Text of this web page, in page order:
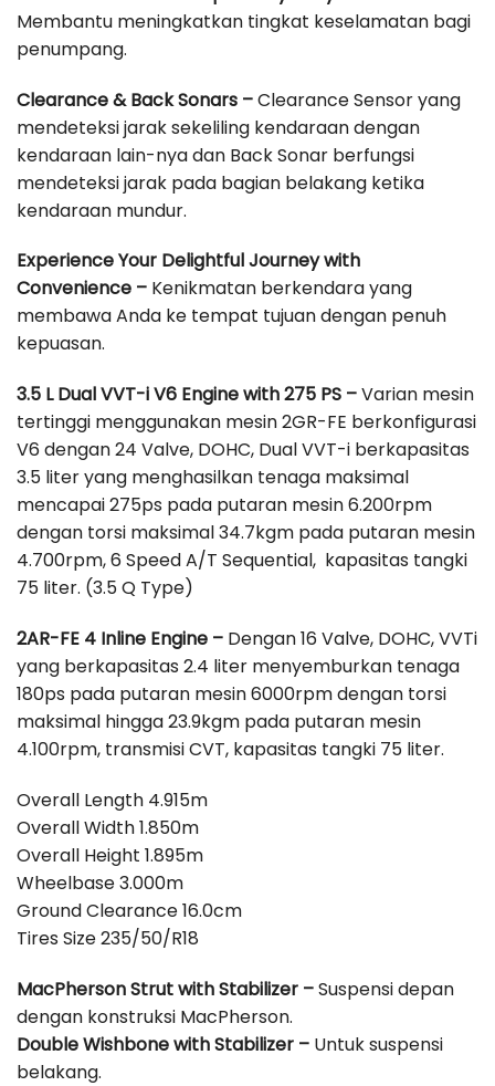
Membantu meningkatkan tingkat keselamatan bagi
penumpang.
Clearance & Back Sonars –Clearance Sensor yang
mendeteksi jarak sekeliling kendaraan dengan
kendaraan lain-nya dan Back Sonar berfungsi
mendeteksi jarak pada bagian belakang ketika
kendaraan mundur.
Experience Your Delightful Journey with
Convenience – Kenikmatan berkendara yang
membawa Anda ke tempat tujuan dengan penuh
kepuasan.
3.5 L Dual VVT-i V6 Engine with 275 PS –Varian mesin
tertinggi menggunakan mesin 2GR-FE berkonfigurasi
V6 dengan 24 Valve, DOHC, Dual VVT-i berkapasitas
3.5 liter yang menghasilkan tenaga maksimal
mencapai 275ps pada putaran mesin 6.200rpm
dengan torsi maksimal 34.7kgm pada putaran mesin
4.700rpm, 6 Speed A/T Sequential, kapasitas tangki
75 liter. (3.5 Q Type)
2AR-FE 4 Inline Engine – Dengan 16 Valve, DOHC, VVTi
yang berkapasitas 2.4 liter menyemburkan tenaga
180ps pada putaran mesin 6000rpm dengan torsi
maksimal hingga 23.9kgm pada putaran mesin
4.100rpm, transmisi CVT, kapasitas tangki 75 liter.
Overall Length 4.915m
Overall Width 1.850m
Overall Height 1.895m
Wheelbase 3.000m
Ground Clearance 16.0cm
Tires Size 235/50/R18
MacPherson Strut with Stabilizer –Suspensi depan
dengan konstruksi MacPherson.
Double Wishbone with Stabilizer – Untuk suspensi
belakang.